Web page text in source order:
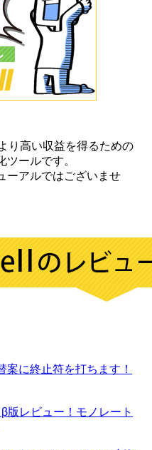
り高い収益を得るための
ールです。
ーアルではございませ
案に終止符を打ちます！
版レビュー！モノレート